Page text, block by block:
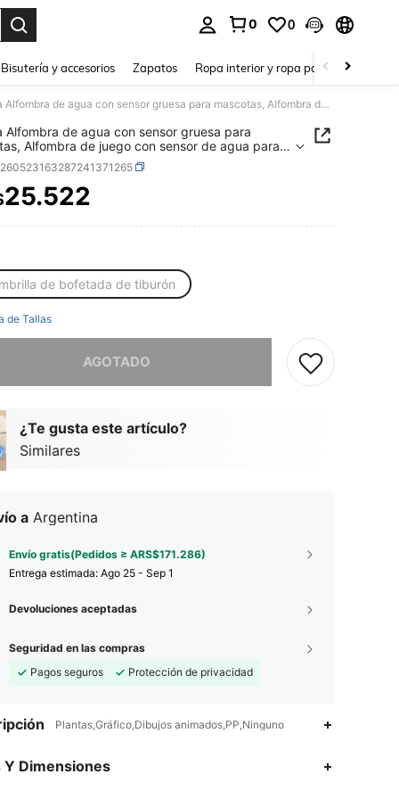
0 0
Bisutería y accesorios Zapatos Ropa interior y ropa para dormir
1 pieza Alfombra de agua con sensor gruesa para mascotas, Alfombra de juego con sensor de agua para gatos, Alfombra de enfriamiento para gatos, Alfombra con sensor de agua para gatos/perros, Cómoda alfombra de agua inflable para acostarse y jugar
Alfombra de agua con sensor gruesa para
Alfombra de juego con sensor de agua para
de enfriamiento para gatos, Alfombra
de agua para gatos/perros, Cómoda
de agua inflable para acostarse y jugar
AND AVAILABILITY
25.522
de bofetada de tiburón
de Tallas
AGOTADO
¿Te gusta este artículo?
Similares
a Argentina
Envío gratis(Pedidos ≥ ARS$171.286)
Entrega estimada: Ago 25 - Sep 1
Devoluciones aceptadas
Seguridad en las compras
Pagos seguros
Protección de privacidad
Plantas,Gráfico,Dibujos animados,PP,Ninguno
Y Dimensiones
4,81